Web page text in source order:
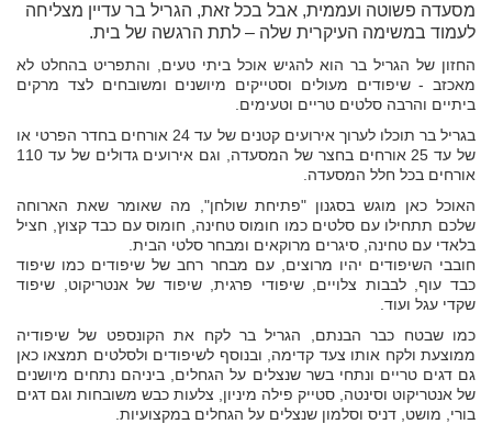
מסעדה פשוטה ועממית, אבל בכל זאת, הגריל בר עדיין מצליחה
לעמוד במשימה העיקרית שלה – לתת הרגשה של בית.
החזון של הגריל בר הוא להגיש אוכל ביתי טעים, והתפריט בהחלט לא
מאכזב - שיפודים מעולים וסטייקים מיושנים ומשובחים לצד מרקים
ביתיים והרבה סלטים טריים וטעימים.
בגריל בר תוכלו לערוך אירועים קטנים של עד 24 אורחים בחדר הפרטי או
של עד 25 אורחים בחצר של המסעדה, וגם אירועים גדולים של עד 110
אורחים בכל חלל המסעדה.
האוכל כאן מוגש בסגנון "פתיחת שולחן", מה שאומר שאת הארוחה
שלכם תתחילו עם סלטים כמו חומוס טחינה, חומוס עם כבד קצוץ, חציל
בלאדי עם טחינה, סיגרים מרוקאים ומבחר סלטי הבית.
חובבי השיפודים יהיו מרוצים, עם מבחר רחב של שיפודים כמו שיפוד
כבד עוף, לבבות צלויים, שיפודי פרגית, שיפוד של אנטריקוט, שיפוד
שקדי עגל ועוד.
כמו שבטח כבר הבנתם, הגריל בר לקח את הקונספט של שיפודיה
ממוצעת ולקח אותו צעד קדימה, ובנוסף לשיפודים ולסלטים תמצאו כאן
גם דגים טריים ונתחי בשר שנצלים על הגחלים, ביניהם נתחים מיושנים
של אנטריקוט וסינטה, סטייק פילה מיניון, צלעות כבש משובחות וגם דגים
בורי, מושט, דניס וסלמון שנצלים על הגחלים במקצועיות.